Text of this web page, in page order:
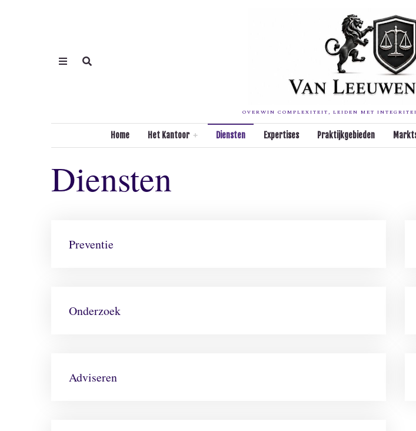
OVERWIN COMPLEXITEIT, LEIDEN MET
Home Het Kantoor Diensten Expertises Praktijkgebieden
Diensten
Preventie
Onderzoek
Adviseren